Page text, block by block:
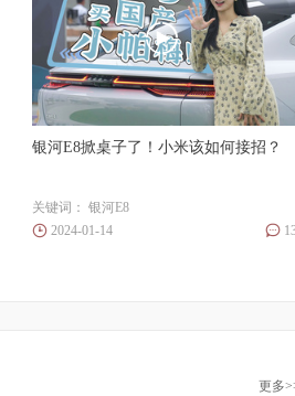
银河E8掀桌子了！小米该如何接招？
关键词： 银河E8
2024-01-14
更多